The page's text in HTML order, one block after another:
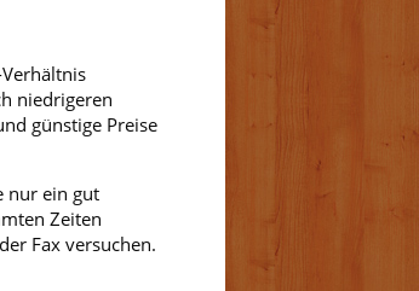
niedrigeren
günstige Preise
nur ein gut
Zeiten
Fax versuchen.